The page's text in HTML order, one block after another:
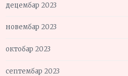
децембар 2023
новембар 2023
октобар 2023
септембар 2023